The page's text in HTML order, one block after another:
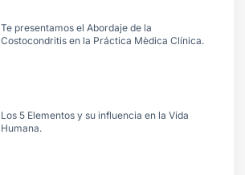
Te presentamos el Abordaje de la
Costocondritis en la Práctica Mèdica Clínica.
Los 5 Elementos y su influencia en la Vida
Humana.